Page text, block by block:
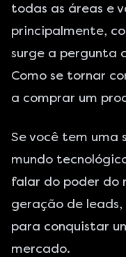
todas as áreas e
principalmente,
surge a pergunta
Como se tornar
a comprar um
Se você tem uma
mundo
falar do poder do
geração de leads,
para conquistar
mercado.